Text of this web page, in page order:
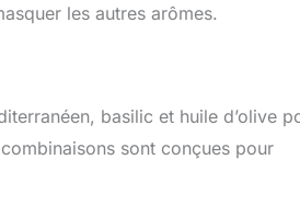
les autres arômes.
basilic et huile d’olive
sont conçues pour